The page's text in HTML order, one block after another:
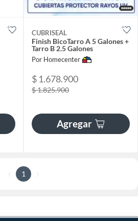
CUBRISEAL
Finish BicoTarro A 5 Galones +
Tarro B 2.5 Galones
Por Homecenter
$ 1.678.900
$ 1.825.900
Agregar
1